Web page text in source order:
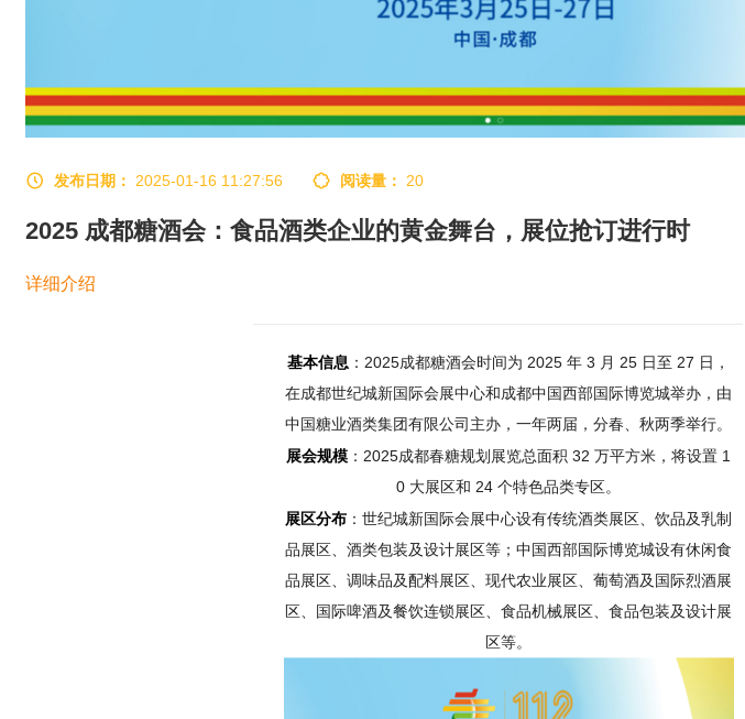
发布日期： 2025-01-16 11:27:56 阅读量： 20
2025 成都糖酒会：食品酒类企业的黄金舞台，展位抢订进行时
详细介绍
基本信息 ：2025成都糖酒会时间为 2025 年 3 月 25 日至 27 日，
在成都世纪城新国际会展中心和成都中国西部国际博览城举办，由
中国糖业酒类集团有限公司主办，一年两届，分春、秋两季举行。
展会规模 ：2025成都春糖规划展览总面积 32 万平方米，将设置 1
0 大展区和 24 个特色品类专区。
展区分布 ：世纪城新国际会展中心设有传统酒类展区、饮品及乳制
品展区、酒类包装及设计展区等；中国西部国际博览城设有休闲食
品展区、调味品及配料展区、现代农业展区、葡萄酒及国际烈酒展
区、国际啤酒及餐饮连锁展区、食品机械展区、食品包装及设计展
区等。